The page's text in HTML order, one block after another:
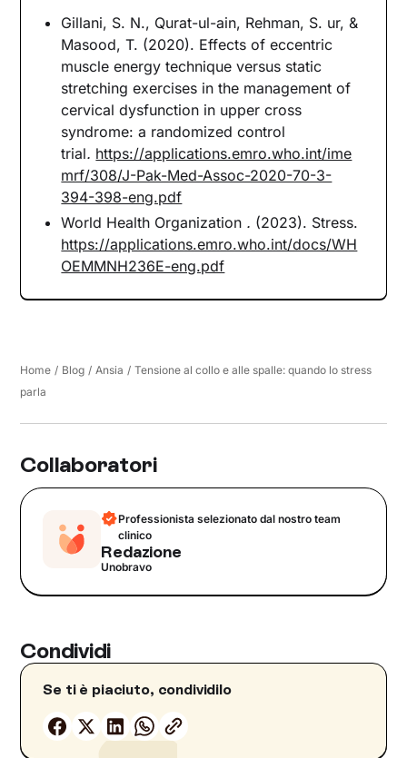
Gillani, S. N., Qurat-ul-ain, Rehman, S. ur, &
Masood, T. (2020). Effects of eccentric
muscle energy technique versus static
stretching exercises in the management of
cervical dysfunction in upper cross
syndrome: a randomized control
trial. https://applications.emro.who.int/ime
mrf/308/J-Pak-Med-Assoc-2020-70-3-
394-398-eng.pdf
World Health Organization . (2023). Stress.
https://applications.emro.who.int/docs/WH
OEMMNH236E-eng.pdf
Home / Blog / Ansia / Tensione al collo e alle spalle: quando lo stress
parla
Collaboratori
Professionista selezionato dal nostro team
clinico
Redazione
Unobravo
Condividi
Se ti è piaciuto, condividilo